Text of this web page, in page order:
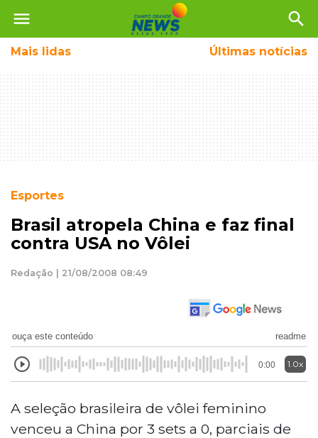
menu search
Mais lidas Últimas notícias
Esportes
Brasil atropela China e faz final
contra USA no Vôlei
Redação | 21/08/2008 08:49
ouça este conteúdo readme
0:00 1.0x
A seleção brasileira de vôlei feminino
venceu a China por 3 sets a 0, parciais de